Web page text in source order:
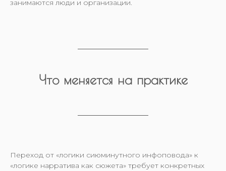
занимаются люди и организации.
Что меняется на практике
Переход от «логики сиюминутного инфоповода» к
«логике нарратива как сюжета» требует конкретных